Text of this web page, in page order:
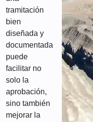
tramitación
bien
diseñada y
documentada
puede
facilitar no
solo la
aprobación,
sino también
mejorar la